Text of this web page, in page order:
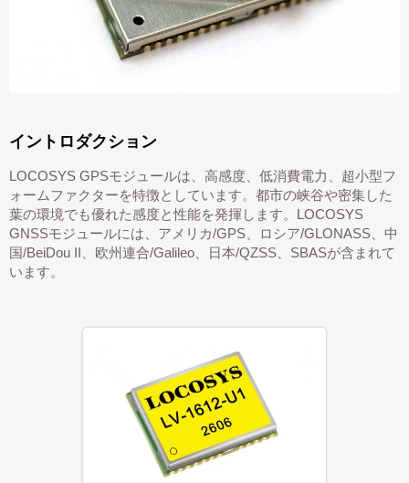
イントロダクション
LOCOSYS GPSモジュールは、高感度、低消費電力、超小型フ
ォームファクターを特徴としています。都市の峡谷や密集した
葉の環境でも優れた感度と性能を発揮します。LOCOSYS
GNSSモジュールには、アメリカ/GPS、ロシア/GLONASS、中
国/BeiDou II、欧州連合/Galileo、日本/QZSS、SBASが含まれて
います。